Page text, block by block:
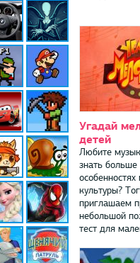
Угадай
детей
Любите
знать больше
культуры?
приглашаем
небольшой
тест для